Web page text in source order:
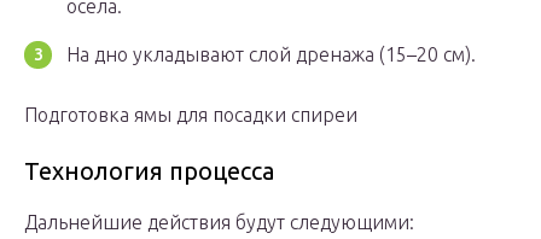
осела.
На дно укладывают слой дренажа (15–20 см).
Подготовка ямы для посадки спиреи
Технология процесса
Дальнейшие действия будут следующими: